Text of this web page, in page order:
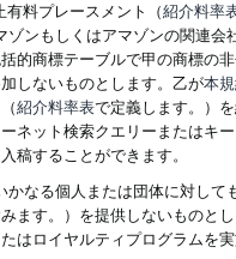
料プレースメント（紹介料率
ゾンもしくはアマゾンの関連
的商標テーブルで甲の商標の
しないものとします。乙が本
紹介料率表で定義します。）
ネット検索クエリーまたはキ
稿することができます。
なる個人または団体に対し
ます。）を提供しないものと
はロイヤルティプログラムを